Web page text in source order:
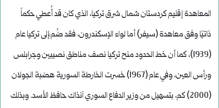
المعاهدة إقليم كردستان شمال شرق تركيا، الذي كان قد أُعطي حكماً
ذاتيًا وفق معاهدة (سيفر) أما لواء الإسكندرون، فقد ضُم َّإلى تركيا عام
(1939)، كما أن خط الحدود منح تركيا نصف مناطق نصيبين وجرابلس
ورأس العين، وفي عام (1967) خسرت الخارطة السورية هضبة الجولان
(2000) كم، بتسهيل من وزير الدفاع السوري آنذاك حافظ الأسد. وبذلك